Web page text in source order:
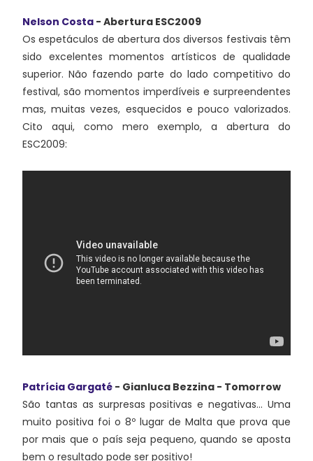
Nelson Costa - Abertura ESC2009
Os espetáculos de abertura dos diversos festivais têm
sido excelentes momentos artísticos de qualidade
superior. Não fazendo parte do lado competitivo do
festival, são momentos imperdíveis e surpreendentes
mas, muitas vezes, esquecidos e pouco valorizados.
Cito aqui, como mero exemplo, a abertura do
ESC2009:
Patrícia Gargaté - Gianluca Bezzina - Tomorrow
São tantas as surpresas positivas e negativas... Uma
muito positiva foi o 8º lugar de Malta que prova que
por mais que o país seja pequeno, quando se aposta
bem o resultado pode ser positivo!